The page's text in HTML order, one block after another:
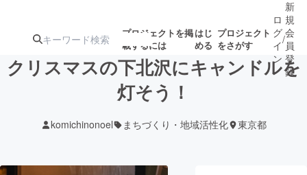
プロジェクトを掲
載するには
はじ
める
プロジェクト
をさがす
ターン
ジェクト
募集終了が近いプ
ロジェクト
もうすぐ公開
されます
ロ
グ
イ
ン
/
新
規
会
員
登
録
クリスマスの下北沢にキャンドルを
灯そう！
komichinonoel まちづくり・地域活性化 東京都